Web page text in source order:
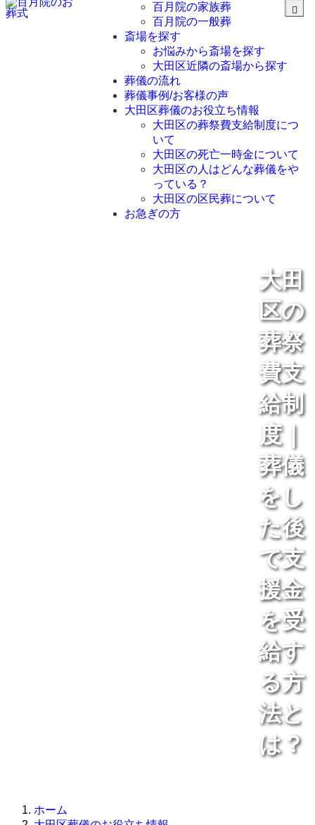
百月院の家族葬
百月院の一般葬
斎場を探す
お悩みから斎場を探す
大田区近隣の斎場から探す
葬儀の流れ
葬儀事例/お客様の声
大田区葬儀のお役立ち情報
大田区の葬祭費支給制度につ
いて
大田区の死亡一時金について
大田区の人はどんな葬儀をや
っている？
大田区の区民葬について
お急ぎの方
大田
区の
葬祭
費支
給制
度｜
葬儀
をし
た後
で支
援金
を受
給す
る方
法と
は？
ホーム